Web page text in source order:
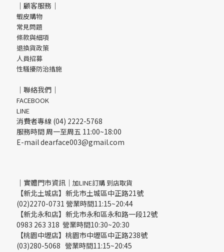
｜顧客服務｜
蝦皮購物
常見問題
條款與細項
退換貨政策
人員招募
性騷擾防治措施
｜聯絡我們｜
FACEBOOK
LINE
消費者專線 (04) 2222-5768
服務時間 周一至周五 11:00~18:00
E-mail dearface003@gmail.com
｜實體門市資訊｜ 加LINE訂購 到店取貨
【新北土城店】新北市土城區中正路21號
(02)2270-0731 營業時間11:15~20:44
【新北永和店】新北市永和區永和路一段12號
0983 263 318 營業時間10:30~20:30
【桃園中壢店】桃園市中壢區中正路238號
(03)280-5068 營業時間11:15~20:45